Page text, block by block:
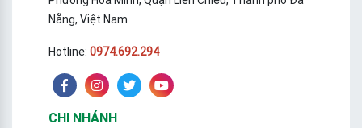
Nẵng, Việt Nam
Hotline: 0974.692.294
CHI NHÁNH